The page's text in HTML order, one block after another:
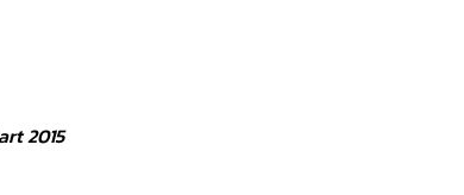
2015